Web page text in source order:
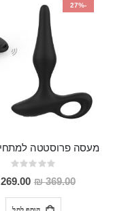
-27%
Rating:
0%
369.00 ₪
מחיר
מבצע
269.00 ₪